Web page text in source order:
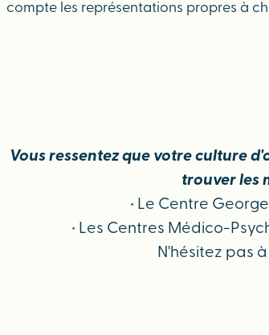
compte les représentations propres à
Vous ressentez que votre culture
trouver les
• Le Centre
• Les Centres Médico-
N'hésitez pas